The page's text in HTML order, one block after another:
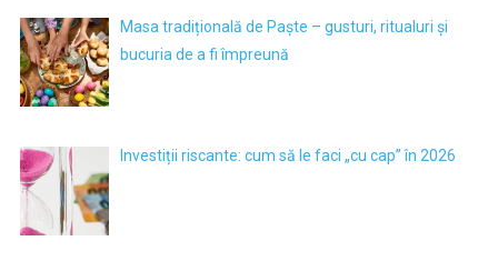
Masa tradițională de Paște – gusturi, ritualuri și
bucuria de a fi împreună
Investiții riscante: cum să le faci „cu cap” în 2026